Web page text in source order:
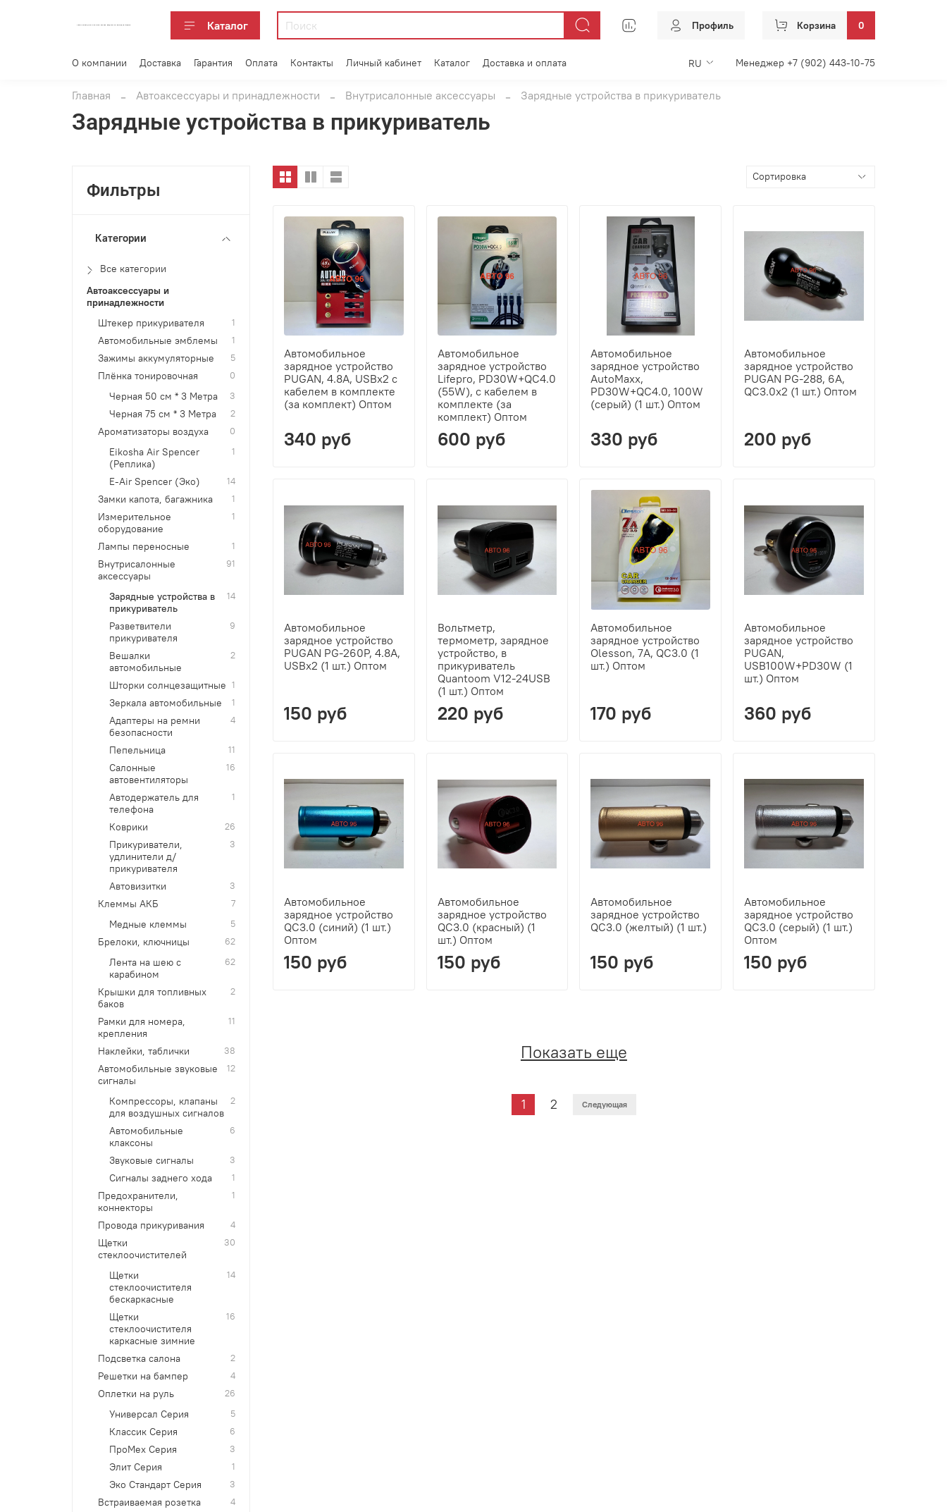
Каталог Профиль Корзина 0
О компании Доставка Гарантия Оплата Контакты Личный кабинет Каталог Доставка и оплата RU Менеджер +7 (902) 443-10-75
Главная Автоаксессуары и принадлежности Внутрисалонные аксессуары Зарядные устройства в прикуриватель
Зарядные устройства в прикуриватель
Автомобильное
зарядное устройство
PUGAN, 4.8А, USBx2 c
кабелем в комплекте
(за комплект) Оптом
340 руб
Автомобильное
зарядное устройство
Lifepro, PD30W+QC4.0
(55W), c кабелем в
комплекте (за
комплект) Оптом
600 руб
Автомобильное
зарядное устройство
AutoMaxx,
PD30W+QC4.0, 100W
(серый) (1 шт.) Оптом
330 руб
Автомобильное
зарядное устройство
PUGAN PG-288, 6A,
QC3.0x2 (1 шт.) Оптом
200 руб
Автомобильное
зарядное устройство
PUGAN PG-260P, 4.8А,
USBx2 (1 шт.) Оптом
150 руб
Вольтметр,
термометр, зарядное
устройство, в
прикуриватель
Quantoom V12-24USB
(1 шт.) Оптом
220 руб
Автомобильное
зарядное устройство
Olesson, 7А, QC3.0 (1
шт.) Оптом
170 руб
Автомобильное
зарядное устройство
PUGAN,
USB100W+PD30W (1
шт.) Оптом
360 руб
Автомобильное
зарядное устройство
QC3.0 (синий) (1 шт.)
Оптом
150 руб
Автомобильное
зарядное устройство
QC3.0 (красный) (1
шт.) Оптом
150 руб
Автомобильное
зарядное устройство
QC3.0 (желтый) (1 шт.)
150 руб
Автомобильное
зарядное устройство
QC3.0 (серый) (1 шт.)
Оптом
150 руб
Показать еще
1 2 Следующая
Фильтры
Категории
Все категории
Автоаксессуары и
принадлежности
Штекер прикуривателя
1
Автомобильные эмблемы 1
Зажимы аккумуляторные 5
Плёнка тонировочная 0
Черная 50 см * 3 Метра 3
Черная 75 см * 3 Метра 2
Ароматизаторы воздуха 0
Eikosha Air Spencer
(Реплика)
1
E-Air Spencer (Эко) 14
Замки капота, багажника 1
Измерительное
оборудование
1
Лампы переносные 1
Внутрисалонные
аксессуары
91
Зарядные устройства в
прикуриватель
14
Разветвители
прикуривателя
9
Вешалки
автомобильные
2
Шторки солнцезащитные 1
Зеркала автомобильные 1
Адаптеры на ремни
безопасности
4
Пепельница 11
Салонные
автовентиляторы
16
Автодержатель для
телефона
1
Коврики 26
Прикуриватели,
удлинители д/
прикуривателя
3
Автовизитки 3
Клеммы АКБ 7
Медные клеммы 5
Брелоки, ключницы 62
Лента на шею с
карабином
62
Крышки для топливных
баков
2
Рамки для номера,
крепления
11
Наклейки, таблички 38
Автомобильные звуковые
сигналы
12
Компрессоры, клапаны
для воздушных сигналов
2
Автомобильные
клаксоны
6
Звуковые сигналы 3
Сигналы заднего хода 1
Предохранители,
коннекторы
1
Провода прикуривания 4
Щетки
стеклоочистителей
30
Щетки
стеклоочистителя
бескаркасные
14
Щетки
стеклоочистителя
каркасные зимние
16
Подсветка салона 2
Решетки на бампер 4
Оплетки на руль 26
Универсал Серия 5
Классик Серия 6
ПроМех Серия 3
Элит Серия 1
Эко Стандарт Серия 3
Встраиваемая розетка 4